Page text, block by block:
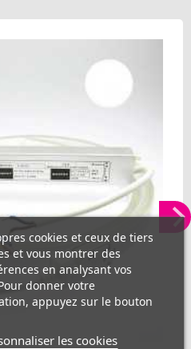
cookies et ceux de tiers
et vous montrer des
en analysant vos
donner votre
appuyez sur le bouton
les cookies